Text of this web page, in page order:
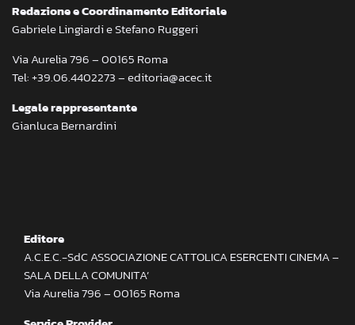
Redazione e Coordinamento Editoriale
Gabriele Lingiardi e Stefano Ruggeri
Via Aurelia 796 – 00165 Roma
Tel: +39.06.4402273 – editoria@acec.it
Legale rappresentante
Gianluca Bernardini
Editore
A.C.E.C.-SdC ASSOCIAZIONE CATTOLICA ESERCENTI CINEMA –
SALA DELLA COMUNITA’
Via Aurelia 796 – 00165 Roma